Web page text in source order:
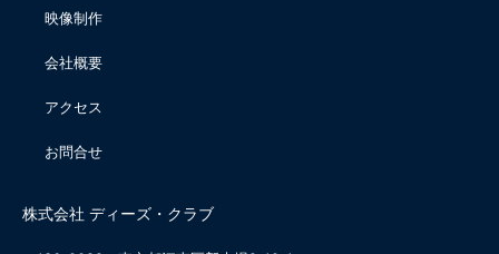
映像制作
会社概要
アクセス
お問合せ
株式会社 ディーズ・クラブ